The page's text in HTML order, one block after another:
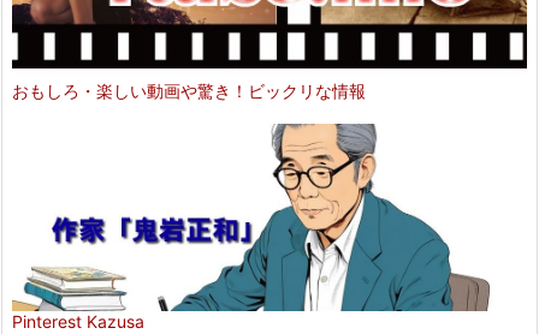
おもしろ・楽しい動画や驚き！ビックリな情報
Pinterest Kazusa